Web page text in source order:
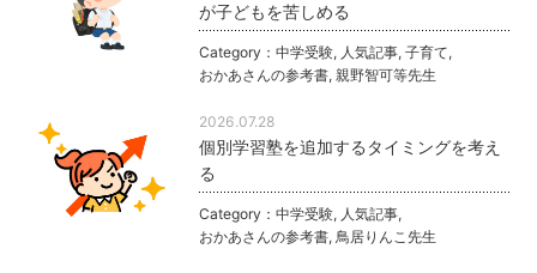
が子どもを苦しめる
Category：中学受験, 人気記事,子育て,
おかあさんの参考書,親野智可等先生
2026.07.28
個別学習塾を追加するタイミングを考え
る
Category：中学受験, 人気記事,
おかあさんの参考書,鳥居りんこ先生